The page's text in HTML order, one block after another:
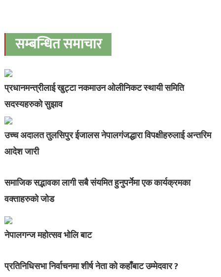
सम्बन्धित समाचार
प्रधानमन्त्रीलाई खुट्टा नकमाउन ओलीनिकट स्थायी समिति
सदस्यहरुको सुझाव
उच्च अदालत तुलसिपुर ईजालस नेपालगंजद्धारा विपक्षीहरुलाई अन्तरिम
आदेश जारी
समाजिक सद्भावका लागी सबै संयमित हुनुपर्नेमा एक कार्यक्रमका
वक्ताहरुको जोड
नेपालगन्ज महोत्सव भोलि बाट
प्रतिनिधिसभा निर्वाचनमा शीर्ष नेता को कहाँबाट उम्मेदवार ?